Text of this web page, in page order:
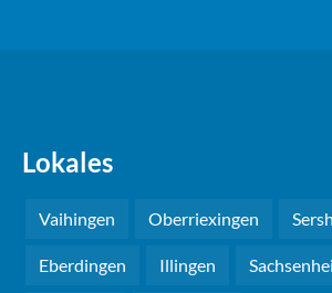
Lokales
Vaihingen Oberriexingen
Eberdingen Illingen